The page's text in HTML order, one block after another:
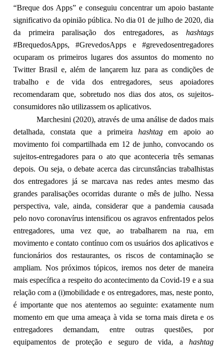
“Breque dos Apps” e conseguiu concentrar um apoio bastante
significativo da opinião pública. No dia 01 de julho de 2020, dia
da primeira paralisação dos entregadores, as hashtags
#BrequedosApps, #GrevedosApps e #grevedosentregadores
ocuparam os primeiros lugares dos assuntos do momento no
Twitter Brasil e, além de lançarem luz para as condições de
trabalho e de vida dos entregadores, seus apoiadores
recomendaram que, sobretudo nos dias dos atos, os sujeitos-
consumidores não utilizassem os aplicativos.
Marchesini (2020), através de uma análise de dados mais
detalhada, constata que a primeirahashtag em apoio ao
movimento foi compartilhada em 12 de junho, convocando os
sujeitos-entregadores para o ato que aconteceria três semanas
depois. Ou seja, o debate acerca das circunstâncias trabalhistas
dos entregadores já se marcava nas redes antes mesmo das
grandes paralisações ocorridas durante o mês de julho. Nessa
perspectiva, vale, ainda, considerar que a pandemia causada
pelo novo coronavírus intensificou os agravos enfrentados pelos
entregadores, uma vez que, ao trabalharem na rua, em
movimento e contato contínuo com os usuários dos aplicativos e
funcionários dos restaurantes, os riscos de contaminação se
ampliam. Nos próximos tópicos, iremos nos deter de maneira
mais específica a respeito do acontecimento da Covid-19 e a sua
relação com a (i)mobilidade e os entregadores, mas, neste ponto,
é importante que nos atentemos ao seguinte: exatamente num
momento em que uma ameaça à vida se torna mais direta e os
entregadores demandam, entre outras questões, por
equipamentos de proteção e seguro de vida, a hashtag